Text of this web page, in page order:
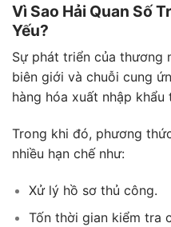
Vì Sao Hải Quan Số
Yếu?
Sự phát triển của thương
biên giới và chuỗi cung
hàng hóa xuất nhập khẩu
Trong khi đó, phương
nhiều hạn chế như:
Xử lý hồ sơ thủ công.
Tốn thời gian kiểm tra